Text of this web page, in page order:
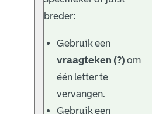
breder:
Gebruik een
vraagteken (?) om
één letter te
vervangen.
Gebruik een